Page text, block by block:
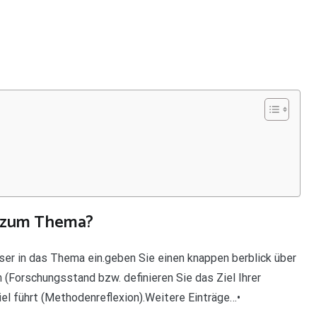
Thema?
in das Thema ein.geben Sie einen knappen berblick über
bzw. definieren Sie das Ziel Ihrer
führt (Methodenreflexion).Weitere Einträge…•